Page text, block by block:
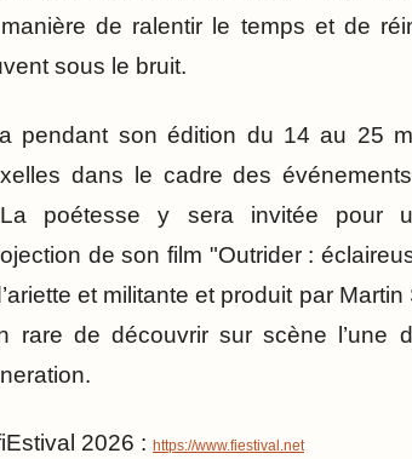
de ralentir le temps et de
sous le bruit.
pendant son édition du 14 au 25
dans le cadre des
poétesse y sera invitée pour
de son film "Outrider :
et militante et produit par
rare de découvrir sur scène l’une
2026 : https://www.fiestival.net